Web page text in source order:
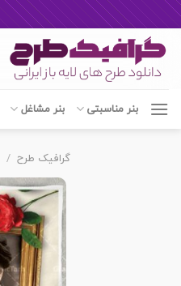
content
بنر مناسبتی بنر مشاغل
گرافیک طرح /